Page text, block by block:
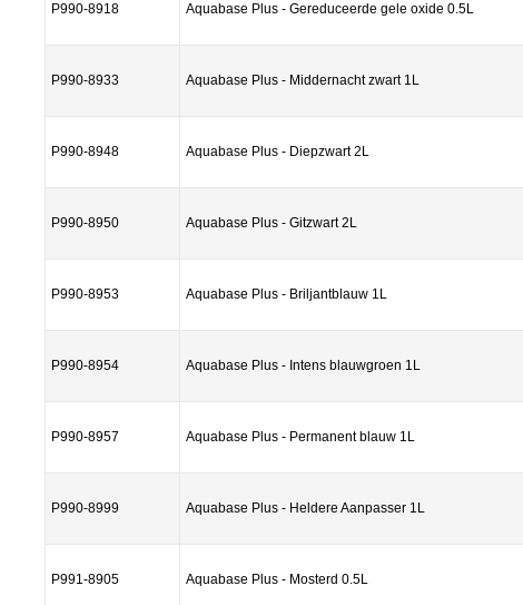
P990-8918 Aquabase Plus - Gereduceerde gele oxide 0.5L
P990-8933 Aquabase Plus - Middernacht zwart 1L
P990-8948 Aquabase Plus - Diepzwart 2L
P990-8950 Aquabase Plus - Gitzwart 2L
P990-8953 Aquabase Plus - Briljantblauw 1L
P990-8954 Aquabase Plus - Intens blauwgroen 1L
P990-8957 Aquabase Plus - Permanent blauw 1L
P990-8999 Aquabase Plus - Heldere Aanpasser 1L
P991-8905 Aquabase Plus - Mosterd 0.5L